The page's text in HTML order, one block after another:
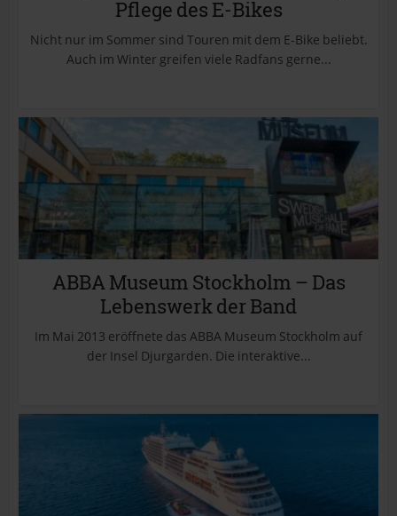
Pflege des E-Bikes
Nicht nur im Sommer sind Touren mit dem E-Bike beliebt.
Auch im Winter greifen viele Radfans gerne...
ABBA Museum Stockholm – Das
Lebenswerk der Band
Im Mai 2013 eröffnete das ABBA Museum Stockholm auf
der Insel Djurgarden. Die interaktive...